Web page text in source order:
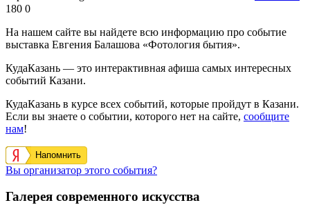
180 0
На нашем сайте вы найдете всю информацию про событие
выставка Евгения Балашова «Фотология бытия».
КудаКазань — это интерактивная афиша самых интересных
событий Казани.
КудаКазань в курсе всех событий, которые пройдут в Казани.
Если вы знаете о событии, которого нет на сайте, сообщите
нам!
Напомнить
Вы организатор этого события?
Галерея современного искусства